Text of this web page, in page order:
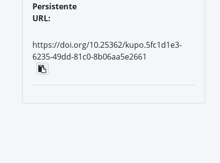
Persistente
URL:
https://doi.org/10.25362/kupo.5fc1d1e3-
6235-49dd-81c0-8b06aa5e2661